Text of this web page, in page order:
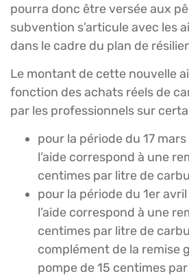
pourra donc être versée aux
subvention s’articule avec les
dans le cadre du plan de
Le montant de cette nouvelle
fonction des achats réels de
par les professionnels sur
pour la période du 17
l’aide correspond à une
centimes par litre de
pour la période du 1er
l’aide correspond à une
centimes par litre de
complément de la remise
pompe de 15 centimes